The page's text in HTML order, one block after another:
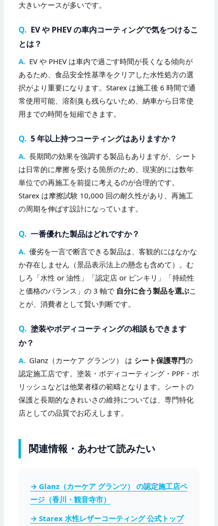
大きいケースが多いです。
Q. EV や PHEV の車内コーティングで気をつけるこ
とは？
A. EV や PHEV は車内で過ごす時間が長くなる傾向が
あるため、食品安全性基準をクリアした水性処方の選
択がより重要になります。Starex は施工後 6 時間で通
常使用可能、溶剤臭も残らないため、納車から日常使
用までの時間を短縮できます。
Q. 5 年以上持つコーティングはありますか？
A. 長期間の効果を強調する製品もありますが、シート
は日常的に摩擦を受ける箇所のため、現実的には数年
単位での再施工を前提に考えるのが合理的です。
Starex は摩擦試験 10,000 回の耐久性があり、再施工
の周期を伸ばす設計になっています。
Q. 一番優れた製品はどれですか？
A. 優劣を一言で断言できる製品は、客観的にはなかな
か存在しません（景品表示法上の懸念も含めて）。む
しろ「水性 or 油性」「認定店 or ピンキリ」「持続性
と価格のバランス」の 3 軸で 自分に合う製品を選ぶこ
とが、消費者として賢い判断です。
Q. 塗装やボディコーティングの相談もできます
か？
A. Glanz（カーケア グランツ） は シート保護専門の
認定施工店です。塗装・ボディコーティング・PPF・ポ
リッシュなどは他業者様の範疇となります。シートの
保護と長期的なきれいさの維持については、専門特化
店としての品質でお応えします。
関連情報・あわせて読みたい
→ Glanz（カーケア グランツ） の認定施工店ペ
ージ（香川・観音寺市）
→ Starex 水性レザーコーティング 公式トップ